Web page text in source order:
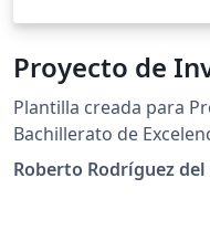
Proyecto de
Plantilla creada para
Bachillerato de
Roberto Rodríguez